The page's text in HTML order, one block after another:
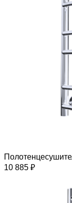
10 885 ₽